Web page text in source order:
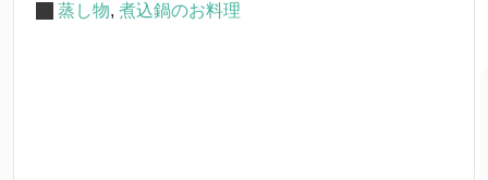
蒸し物, 煮込鍋のお料理